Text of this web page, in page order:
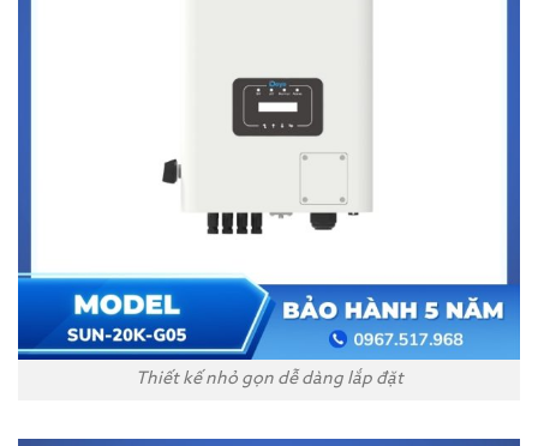
Thiết kế nhỏ gọn dễ dàng lắp đặt